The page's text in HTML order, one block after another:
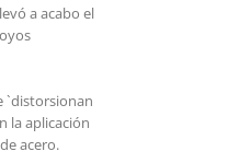
a acabo el
`distorsionan
la aplicación
acero.